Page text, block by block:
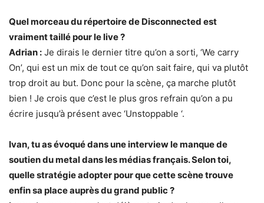
Quel morceau du répertoire de Disconnected est
vraiment taillé pour le live ?
Adrian : Je dirais le dernier titre qu’on a sorti, ‘We carry
On’, qui est un mix de tout ce qu’on sait faire, qui va plutôt
trop droit au but. Donc pour la scène, ça marche plutôt
bien ! Je crois que c’est le plus gros refrain qu’on a pu
écrire jusqu’à présent avec ‘Unstoppable ‘.
Ivan, tu as évoqué dans une interview le manque de
soutien du metal dans les médias français. Selon toi,
quelle stratégie adopter pour que cette scène trouve
enfin sa place auprès du grand public ?